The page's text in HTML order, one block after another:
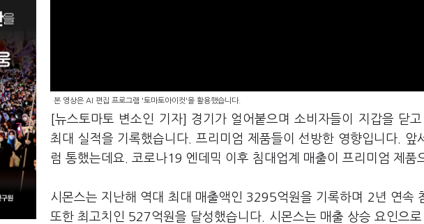
본 영상은 AI 편집 프로그램 '토마토아이컷'을 활용했습니다.
[뉴스토마토 변소인 기자] 경기가 얼어붙으며 소비자들이 지갑을 닫
최대 실적을 기록했습니다. 프리미엄 제품들이 선방한 영향입니다.
럼 통했는데요. 코로나19 엔데믹 이후 침대업계 매출이 프리미엄 제품
시몬스는 지난해 역대 최대 매출액인 3295억원을 기록하며 2년 연속
또한 최고치인 527억원을 달성했습니다. 시몬스는 매출 상승 요인으